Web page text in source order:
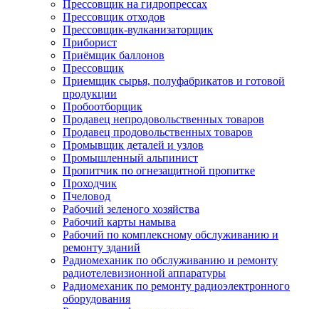
Прессовщик на гидропрессах
Прессовщик отходов
Прессовщик-вулканизаторщик
Приборист
Приёмщик баллонов
Прессовщик
Приемщик сырья, полуфабрикатов и готовой
продукции
Пробоотборщик
Продавец непродовольственных товаров
Продавец продовольственных товаров
Промывщик деталей и узлов
Промышленный альпинист
Пропитчик по огнезащитной пропитке
Проходчик
Пчеловод
Рабочий зеленого хозяйства
Рабочий карты намыва
Рабочий по комплексному обслуживанию и
ремонту зданий
Радиомеханик по обслуживанию и ремонту
радиотелевизионной аппаратуры
Радиомеханик по ремонту радиоэлектронного
оборудования